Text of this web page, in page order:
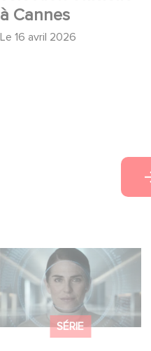
à Cannes
Le 16 avril 2026
SÉRIE
La nouvelle
production Gaumont
USA : « Futuro
Desierto »